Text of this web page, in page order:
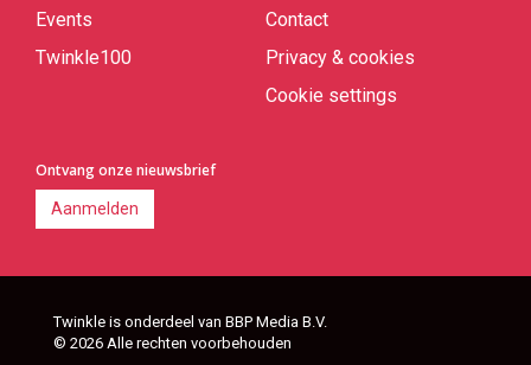
Events
Twinkle100
Contact
Privacy & cookies
Cookie settings
Ontvang onze nieuwsbrief
Aanmelden
Twinkle is onderdeel van BBP Media B.V.
© 2026 Alle rechten voorbehouden